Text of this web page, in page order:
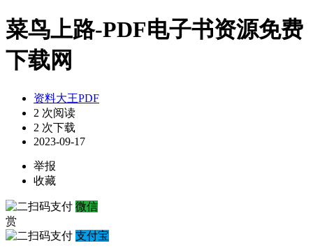
菜鸟上路-PDF电子书资源免费
下载网
资料大王PDF
2 次阅读
2 次下载
2023-09-17
举报
收藏
微信
赏
支付宝